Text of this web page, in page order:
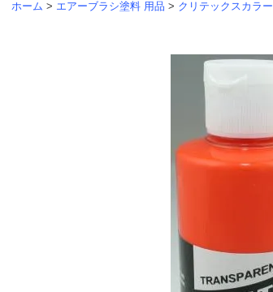
ホーム > エアーブラシ塗料 用品 > クリテックスカラー